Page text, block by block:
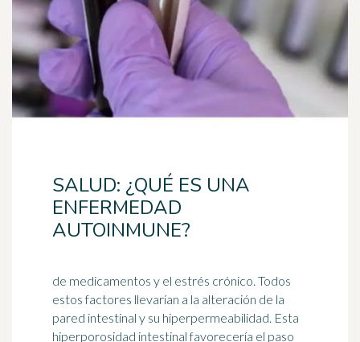
SALUD: ¿QUÉ ES UNA
ENFERMEDAD
AUTOINMUNE?
de medicamentos y el estrés crónico. Todos
estos factores llevarían a la alteración de la
pared intestinal y su hiperpermeabilidad. Esta
hiperporosidad intestinal favorecería el paso